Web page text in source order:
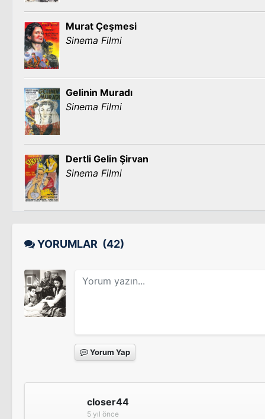
Murat Çeşmesi
Sinema Filmi
Gelinin Muradı
Sinema Filmi
Dertli Gelin Şirvan
Sinema Filmi
YORUMLAR (42)
Yorum Yap
closer44
5 yıl önce